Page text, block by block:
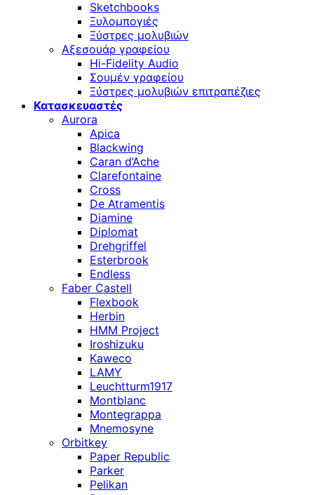
Sketchbooks
Ξυλομπογιές
Ξύστρες μολυβιών
Αξεσουάρ γραφείου
Hi-Fidelity Audio
Σουμέν γραφείου
Ξύστρες μολυβιών επιτραπέζιες
Κατασκευαστές
Aurora
Apica
Blackwing
Caran d’Ache
Clarefontaine
Cross
De Atramentis
Diamine
Diplomat
Drehgriffel
Esterbrook
Endless
Faber Castell
Flexbook
Herbin
HMM Project
Iroshizuku
Kaweco
LAMY
Leuchtturm1917
Montblanc
Montegrappa
Mnemosyne
Orbitkey
Paper Republic
Parker
Pelikan